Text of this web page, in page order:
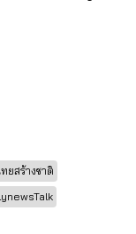
ยสร้างชาติ